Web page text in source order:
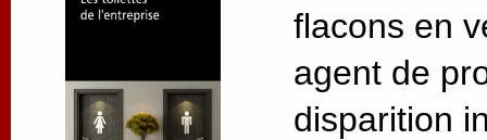
flacons en
agent de
disparition